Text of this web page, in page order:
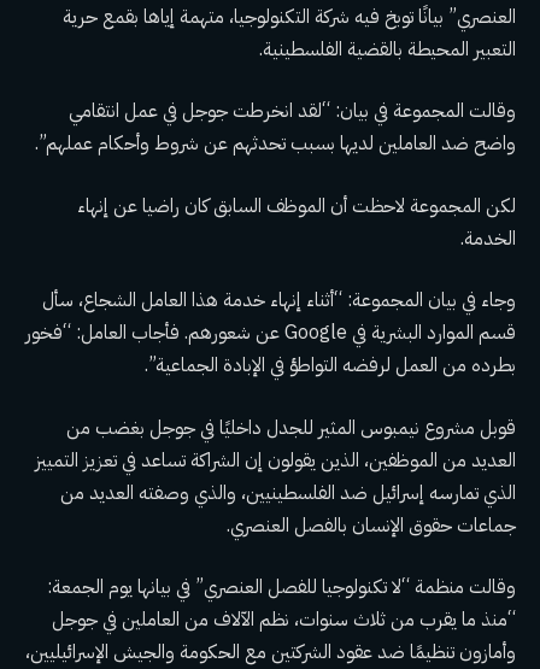
العنصري” بيانًا توبخ فيه شركة التكنولوجيا، متهمة إياها بقمع حرية
التعبير المحيطة بالقضية الفلسطينية.
وقالت المجموعة في بيان: “لقد انخرطت جوجل في عمل انتقامي
واضح ضد العاملين لديها بسبب تحدثهم عن شروط وأحكام عملهم”.
لكن المجموعة لاحظت أن الموظف السابق كان راضيا عن إنهاء
الخدمة.
وجاء في بيان المجموعة: “أثناء إنهاء خدمة هذا العامل الشجاع، سأل
قسم الموارد البشرية في Google عن شعورهم. فأجاب العامل: “فخور
بطرده من العمل لرفضه التواطؤ في الإبادة الجماعية”.
قوبل مشروع نيمبوس المثير للجدل داخليًا في جوجل بغضب من
العديد من الموظفين، الذين يقولون إن الشراكة تساعد في تعزيز التمييز
الذي تمارسه إسرائيل ضد الفلسطينيين، والذي وصفته العديد من
جماعات حقوق الإنسان بالفصل العنصري.
وقالت منظمة “لا تكنولوجيا للفصل العنصري” في بيانها يوم الجمعة:
“منذ ما يقرب من ثلاث سنوات، نظم الآلاف من العاملين في جوجل
وأمازون تنظيمًا ضد عقود الشركتين مع الحكومة والجيش الإسرائيليين،